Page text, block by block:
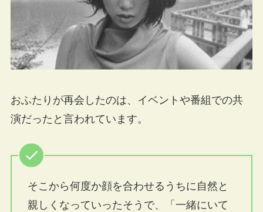
おふたりが再会したのは、イベントや番組での共
演だったと言われています。
そこから何度か顔を合わせるうちに自然と
親しくなっていったそうで、「一緒にいて